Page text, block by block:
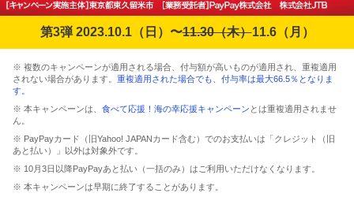
第3弾 2023.10.1（日）〜11.30（木）11.6（月）
※ 複数のキャンペーンが適用される場合、付与額が高いものが適用され、重複適用
されない場合があります。 重複適用された場合でも、付与率は最大66.5％となりま
す。
※ 本キャンペーンは、 食べて応援！海の幸応援キャンペーン とは重複適用されませ
ん。
※ PayPayカード（旧Yahoo! JAPANカード含む）でのお支払いは「クレジット（旧
あと払い）」以外は対象外です。
※ 10月3日以降PayPayあと払い（一括のみ）はご利用いただけなくなります。
※ 本キャンペーンは早期に終了することがあります。